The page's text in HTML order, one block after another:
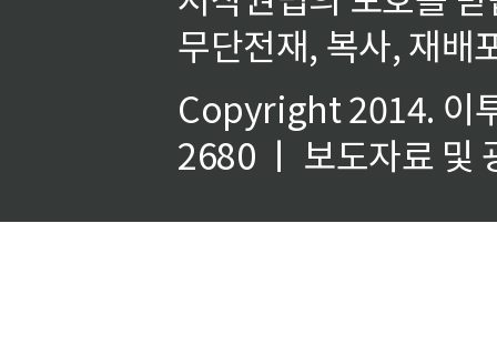
무단전재, 복사, 재배
Copyright 2014. 이
2680 ㅣ 보도자료